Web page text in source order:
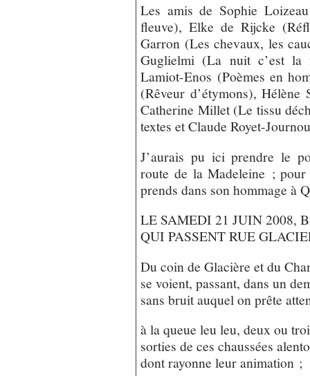
Les amis de Sophie
fleuve), Elke de Rijcke
Garron (Les chevaux, les
Guglielmi (La nuit c’est la
Lamiot-Enos (Poèmes en
(Rêveur d’étymons),
Catherine Millet (Le tissu
textes et Claude Royet-
J’aurais pu ici prendre le
route de la Madeleine ;
prends dans son hommage à
LE SAMEDI 21 JUIN 2008,
QUI PASSENT RUE
Du coin de Glacière et du
se voient, passant, dans un
sans bruit auquel on prête
à la queue leu leu, deux ou
sorties de ces chaussées
dont rayonne leur animation ;